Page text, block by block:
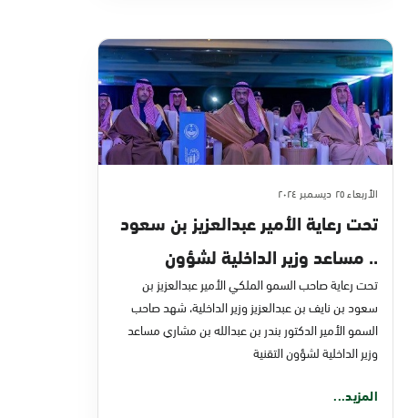
الأربعاء ٢٥ ديسمبر ٢٠٢٤
تحت رعاية الأمير عبدالعزيز بن سعود
.. مساعد وزير الداخلية لشؤون
التقنية يشهد حفل ملتقى "أبشر"
العاشر للتحول الرقمي
تحت رعاية صاحب السمو الملكي الأمير عبدالعزيز بن
سعود بن نايف بن عبدالعزيز وزير الداخلية، شهد صاحب
السمو الأمير الدكتور بندر بن عبدالله بن مشاري مساعد
وزير الداخلية لشؤون التقنية
المزيد...